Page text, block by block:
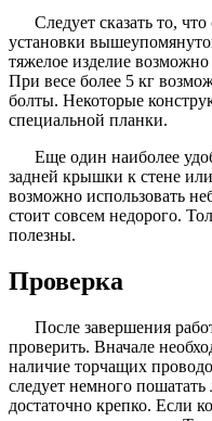
Следует сказать то,
установки
тяжелое изделие
При весе более 5 кг
болты. Некоторые
специальной планки.
Еще один наиболее
задней крышки к стене
возможно использовать
стоит совсем недорого.
полезны.
Проверка
После завершения
проверить. Вначале
наличие торчащих
следует немного
достаточно крепко. Если